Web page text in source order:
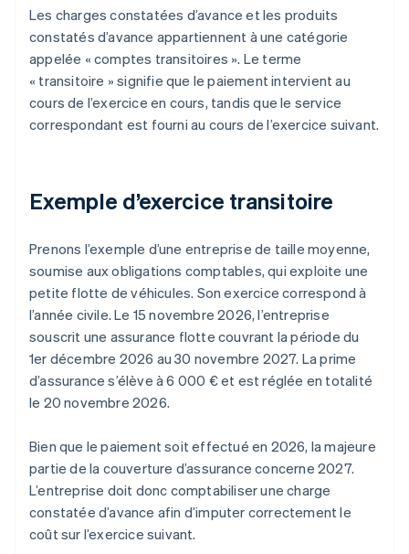
Les charges constatées d’avance et les produits
constatés d’avance appartiennent à une catégorie
appelée « comptes transitoires ». Le terme
« transitoire » signifie que le paiement intervient au
cours de l’exercice en cours, tandis que le service
correspondant est fourni au cours de l’exercice suivant.
Exemple d’exercice transitoire
Prenons l’exemple d’une entreprise de taille moyenne,
soumise aux obligations comptables, qui exploite une
petite flotte de véhicules. Son exercice correspond à
l’année civile. Le 15 novembre 2026, l’entreprise
souscrit une assurance flotte couvrant la période du
1er décembre 2026 au 30 novembre 2027. La prime
d’assurance s’élève à 6 000 € et est réglée en totalité
le 20 novembre 2026.
Bien que le paiement soit effectué en 2026, la majeure
partie de la couverture d’assurance concerne 2027.
L’entreprise doit donc comptabiliser une charge
constatée d’avance afin d’imputer correctement le
coût sur l’exercice suivant.